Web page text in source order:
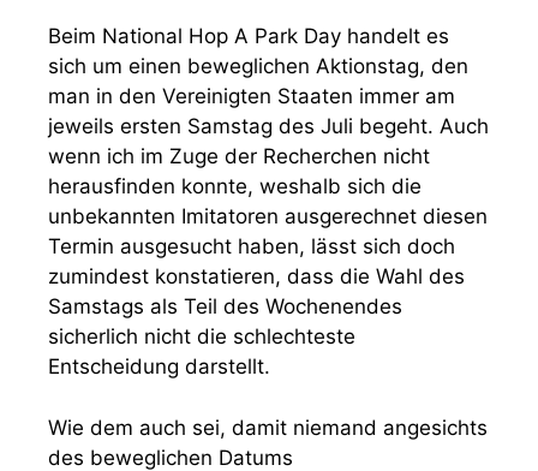
Beim National Hop A Park Day handelt es
sich um einen beweglichen Aktionstag, den
man in den Vereinigten Staaten immer am
jeweils ersten Samstag des Juli begeht. Auch
wenn ich im Zuge der Recherchen nicht
herausfinden konnte, weshalb sich die
unbekannten Imitatoren ausgerechnet diesen
Termin ausgesucht haben, lässt sich doch
zumindest konstatieren, dass die Wahl des
Samstags als Teil des Wochenendes
sicherlich nicht die schlechteste
Entscheidung darstellt.
Wie dem auch sei, damit niemand angesichts
des beweglichen Datums